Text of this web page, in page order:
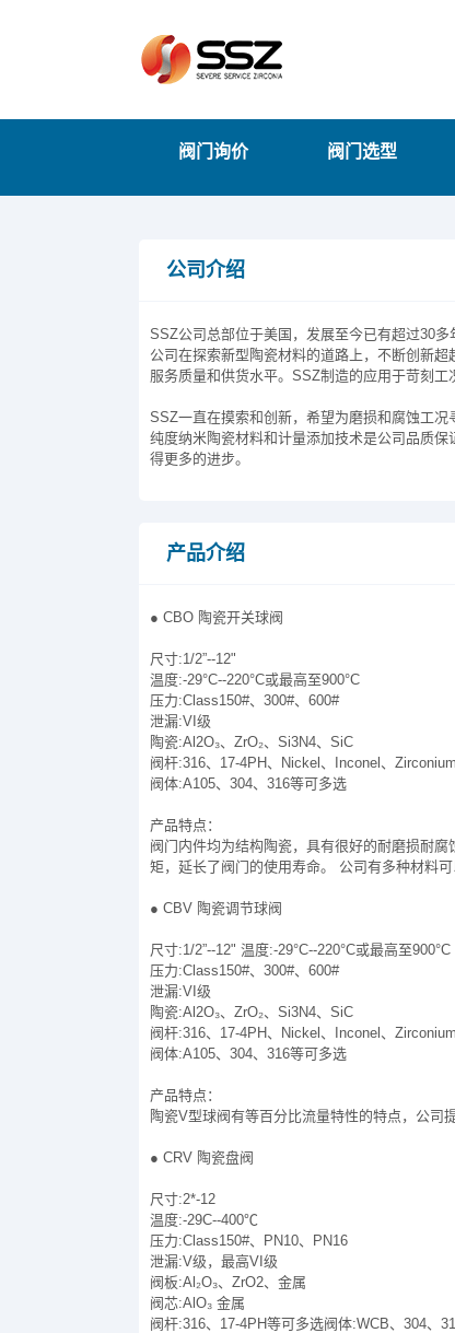
阀门询价 阀门选型
公司介绍
SSZ公司总部位于美国，发展至今已有超过30
公司在探索新型陶瓷材料的道路上，不断创新
服务质量和供货水平。SSZ制造的应用于苛刻
SSZ一直在摸索和创新，希望为磨损和腐蚀工
纯度纳米陶瓷材料和计量添加技术是公司品质
得更多的进步。
产品介绍
● CBO 陶瓷开关球阀
尺寸:1/2”--12"
温度:-29°C--220°C或最高至900°C
压力:Class150#、300#、600#
泄漏:VI级
陶瓷:Al2O₃、ZrO₂、Si3N4、SiC
阀杆:316、17-4PH、Nickel、Inconel、
阀体:A105、304、316等可多选
产品特点：
阀门内件均为结构陶瓷，具有很好的耐磨损耐
矩，延长了阀门的使用寿命。 公司有多种材料
● CBV 陶瓷调节球阀
尺寸:1/2”--12" 温度:-29°C--220°C或最高至900°C
压力:Class150#、300#、600#
泄漏:VI级
陶瓷:Al2O₃、ZrO₂、Si3N4、SiC
阀杆:316、17-4PH、Nickel、Inconel、
阀体:A105、304、316等可多选
产品特点：
陶瓷V型球阀有等百分比流量特性的特点，公司
● CRV 陶瓷盘阀
尺寸:2*-12
温度:-29C--400℃
压力:Class150#、PN10、PN16
泄漏:V级，最高VI级
阀板:Al₂O₃、ZrO2、金属
阀芯:AlO₃ 金属
阀杆:316、17-4PH等可多选阀体:WCB、304、